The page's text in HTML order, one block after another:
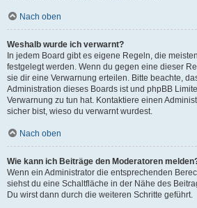
Nach oben
Weshalb wurde ich verwarnt?
In jedem Board gibt es eigene Regeln, die
festgelegt werden. Wenn du gegen eine dieser
sie dir eine Verwarnung erteilen. Bitte beachte,
Administration dieses Boards ist und phpBB
Verwarnung zu tun hat. Kontaktiere einen
sicher bist, wieso du verwarnt wurdest.
Nach oben
Wie kann ich Beiträge den Moderatoren
Wenn ein Administrator die entsprechenden
siehst du eine Schaltfläche in der Nähe des
Du wirst dann durch die weiteren Schritte geführt.